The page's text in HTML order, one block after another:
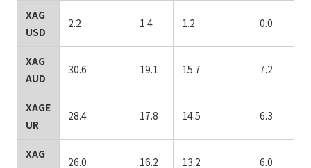
XAG
USD
2.2 1.4 1.2 0.0
XAG
AUD
30.6 19.1 15.7 7.2
XAGE
UR
28.4 17.8 14.5 6.3
XAG
26.0 16.2 13.2 6.0